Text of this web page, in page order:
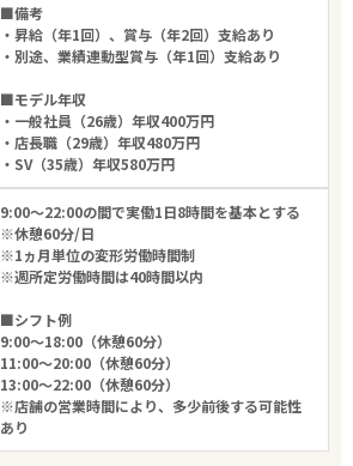
■備考
・昇給（年1回）、賞与（年2回）支給あり
・別途、業績連動型賞与（年1回）支給あり
■モデル年収
・一般社員（26歳）年収400万円
・店長職（29歳）年収480万円
・SV（35歳）年収580万円
9:00～22:00の間で実働1日8時間を基本とする
※休憩60分/日
※1ヵ月単位の変形労働時間制
※週所定労働時間は40時間以内
■シフト例
9:00～18:00（休憩60分）
11:00～20:00（休憩60分）
13:00～22:00（休憩60分）
※店舗の営業時間により、多少前後する可能性
あり